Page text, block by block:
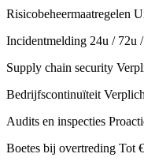
Risicobeheermaatregelen
Incidentmelding 24u / 72u
Supply chain security
Bedrijfscontinuïteit
Audits en inspecties
Boetes bij overtreding Tot